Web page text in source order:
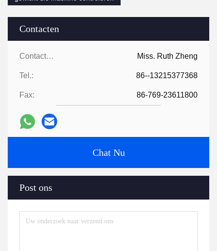
Contacten
Contacten: Miss. Ruth Zheng
Tel.: 86--13215377368
Fax: 86-769-23611800
Chat Nu
Post ons